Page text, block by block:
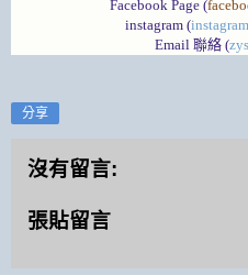
Facebook Page (
instagram (
Email 聯絡 (
分享
沒有留言:
張貼留言